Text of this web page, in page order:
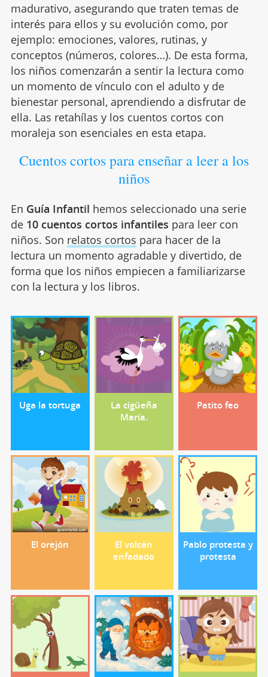
madurativo, asegurando que traten temas de
interés para ellos y su evolución como, por
ejemplo: emociones, valores, rutinas, y
conceptos (números, colores…). De esta forma,
los niños comenzarán a sentir la lectura como
un momento de vínculo con el adulto y de
bienestar personal, aprendiendo a disfrutar de
ella. Las retahílas y los cuentos cortos con
moraleja son esenciales en esta etapa.
Cuentos cortos para enseñar a leer a los
niños
En Guía Infantil hemos seleccionado una serie
de 10 cuentos cortos infantiles para leer con
niños. Son relatos cortos para hacer de la
lectura un momento agradable y divertido, de
forma que los niños empiecen a familiarizarse
con la lectura y los libros.
Uga la tortuga
La cigüeña
María.
Patito feo
El orejón
El volcán
enfadado
Pablo protesta y
protesta